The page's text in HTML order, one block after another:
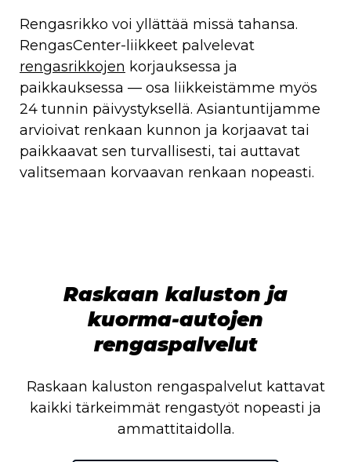
Rengasrikko voi yllättää missä tahansa.
RengasCenter-liikkeet palvelevat
rengasrikkojen korjauksessa ja
paikkauksessa — osa liikkeistämme myös
24 tunnin päivystyksellä. Asiantuntijamme
arvioivat renkaan kunnon ja korjaavat tai
paikkaavat sen turvallisesti, tai auttavat
valitsemaan korvaavan renkaan nopeasti.
Raskaan kaluston ja
kuorma-autojen
rengaspalvelut
Raskaan kaluston rengaspalvelut kattavat
kaikki tärkeimmät rengastyöt nopeasti ja
ammattitaidolla.